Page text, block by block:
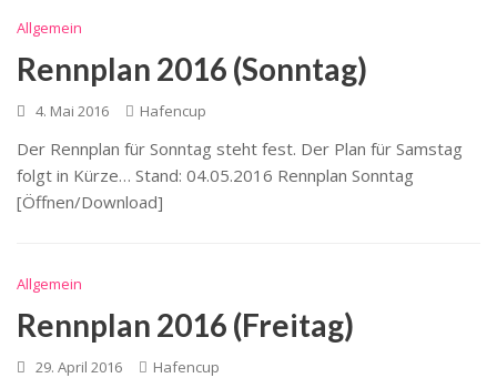
Allgemein
Rennplan 2016 (Sonntag)
4. Mai 2016 Hafencup
Der Rennplan für Sonntag steht fest. Der Plan für Samstag
folgt in Kürze… Stand: 04.05.2016 Rennplan Sonntag
[Öffnen/Download]
Allgemein
Rennplan 2016 (Freitag)
29. April 2016 Hafencup